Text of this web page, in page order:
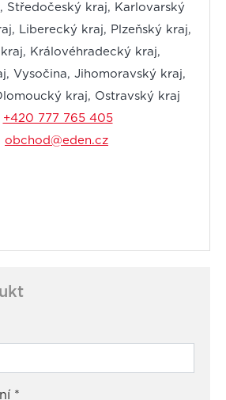
Středočeský kraj, Karlovarský
Liberecký kraj, Plzeňský kraj,
Královéhradecký kraj,
Vysočina, Jihomoravský kraj,
kraj, Ostravský kraj
+420 777 765 405
obchod@eden.cz
*